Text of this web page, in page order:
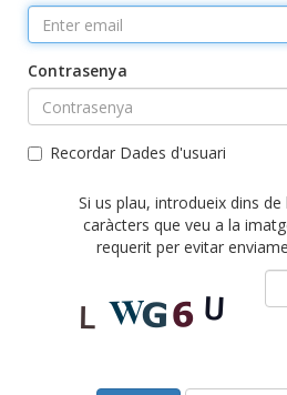
Contrasenya
Recordar Dades d'usuari
Si us plau, introdueix dins
caràcters que veu a la
requerit per evitar